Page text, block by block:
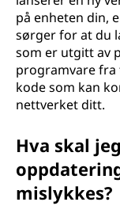
på enheten din,
sørger for at du
som er utgitt av
programvare fra
kode som kan
nettverket ditt.
Hva skal
mislykkes?